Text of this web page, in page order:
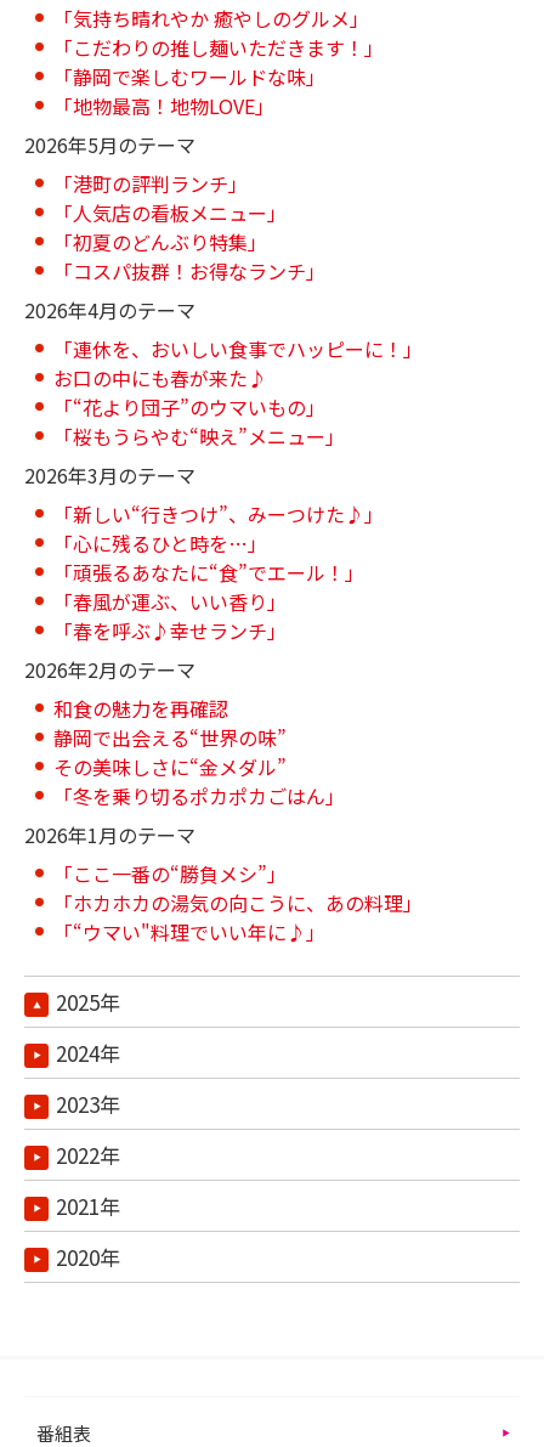
「気持ち晴れやか 癒やしのグルメ」
「こだわりの推し麺いただきます！」
「静岡で楽しむワールドな味」
「地物最高！地物LOVE」
2026年5月のテーマ
「港町の評判ランチ」
「人気店の看板メニュー」
「初夏のどんぶり特集」
「コスパ抜群！お得なランチ」
2026年4月のテーマ
「連休を、おいしい食事でハッピーに！」
お口の中にも春が来た♪
「“花より団子”のウマいもの」
「桜もうらやむ“映え”メニュー」
2026年3月のテーマ
「新しい“行きつけ”、みーつけた♪」
「心に残るひと時を…」
「頑張るあなたに“食”でエール！」
「春風が運ぶ、いい香り」
「春を呼ぶ♪幸せランチ」
2026年2月のテーマ
和食の魅力を再確認
静岡で出会える“世界の味”
その美味しさに“金メダル”
「冬を乗り切るポカポカごはん」
2026年1月のテーマ
「ここ一番の“勝負メシ”」
「ホカホカの湯気の向こうに、あの料理」
「“ウマい"料理でいい年に♪」
2025年
2024年
2023年
2022年
2021年
2020年
番組表